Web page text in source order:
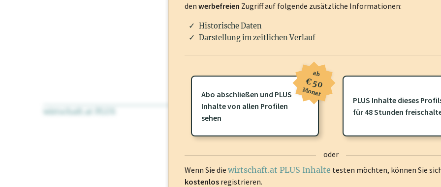
wirtschaft.at PLUS Für dieses Profil gibt es zusätzliche wirtschaft.at PLUS Inhaltedie Sie
frei oder loggen Sie sich ein um diese Inhalte zu sehen.
den werbefreien Zugriff auf folgende zusätzliche Informationen:
Historische Daten
Darstellung im zeitlichen Verlauf
Abo abschließen und PLUS
Inhalte von allen Profilen
sehen
ab
€ 50
Monat
PLUS Inhalte dieses
für 48 Stunden
oder
Wenn Sie die wirtschaft.at PLUS Inhalte testen möchten, können Sie
kostenlos registrieren.